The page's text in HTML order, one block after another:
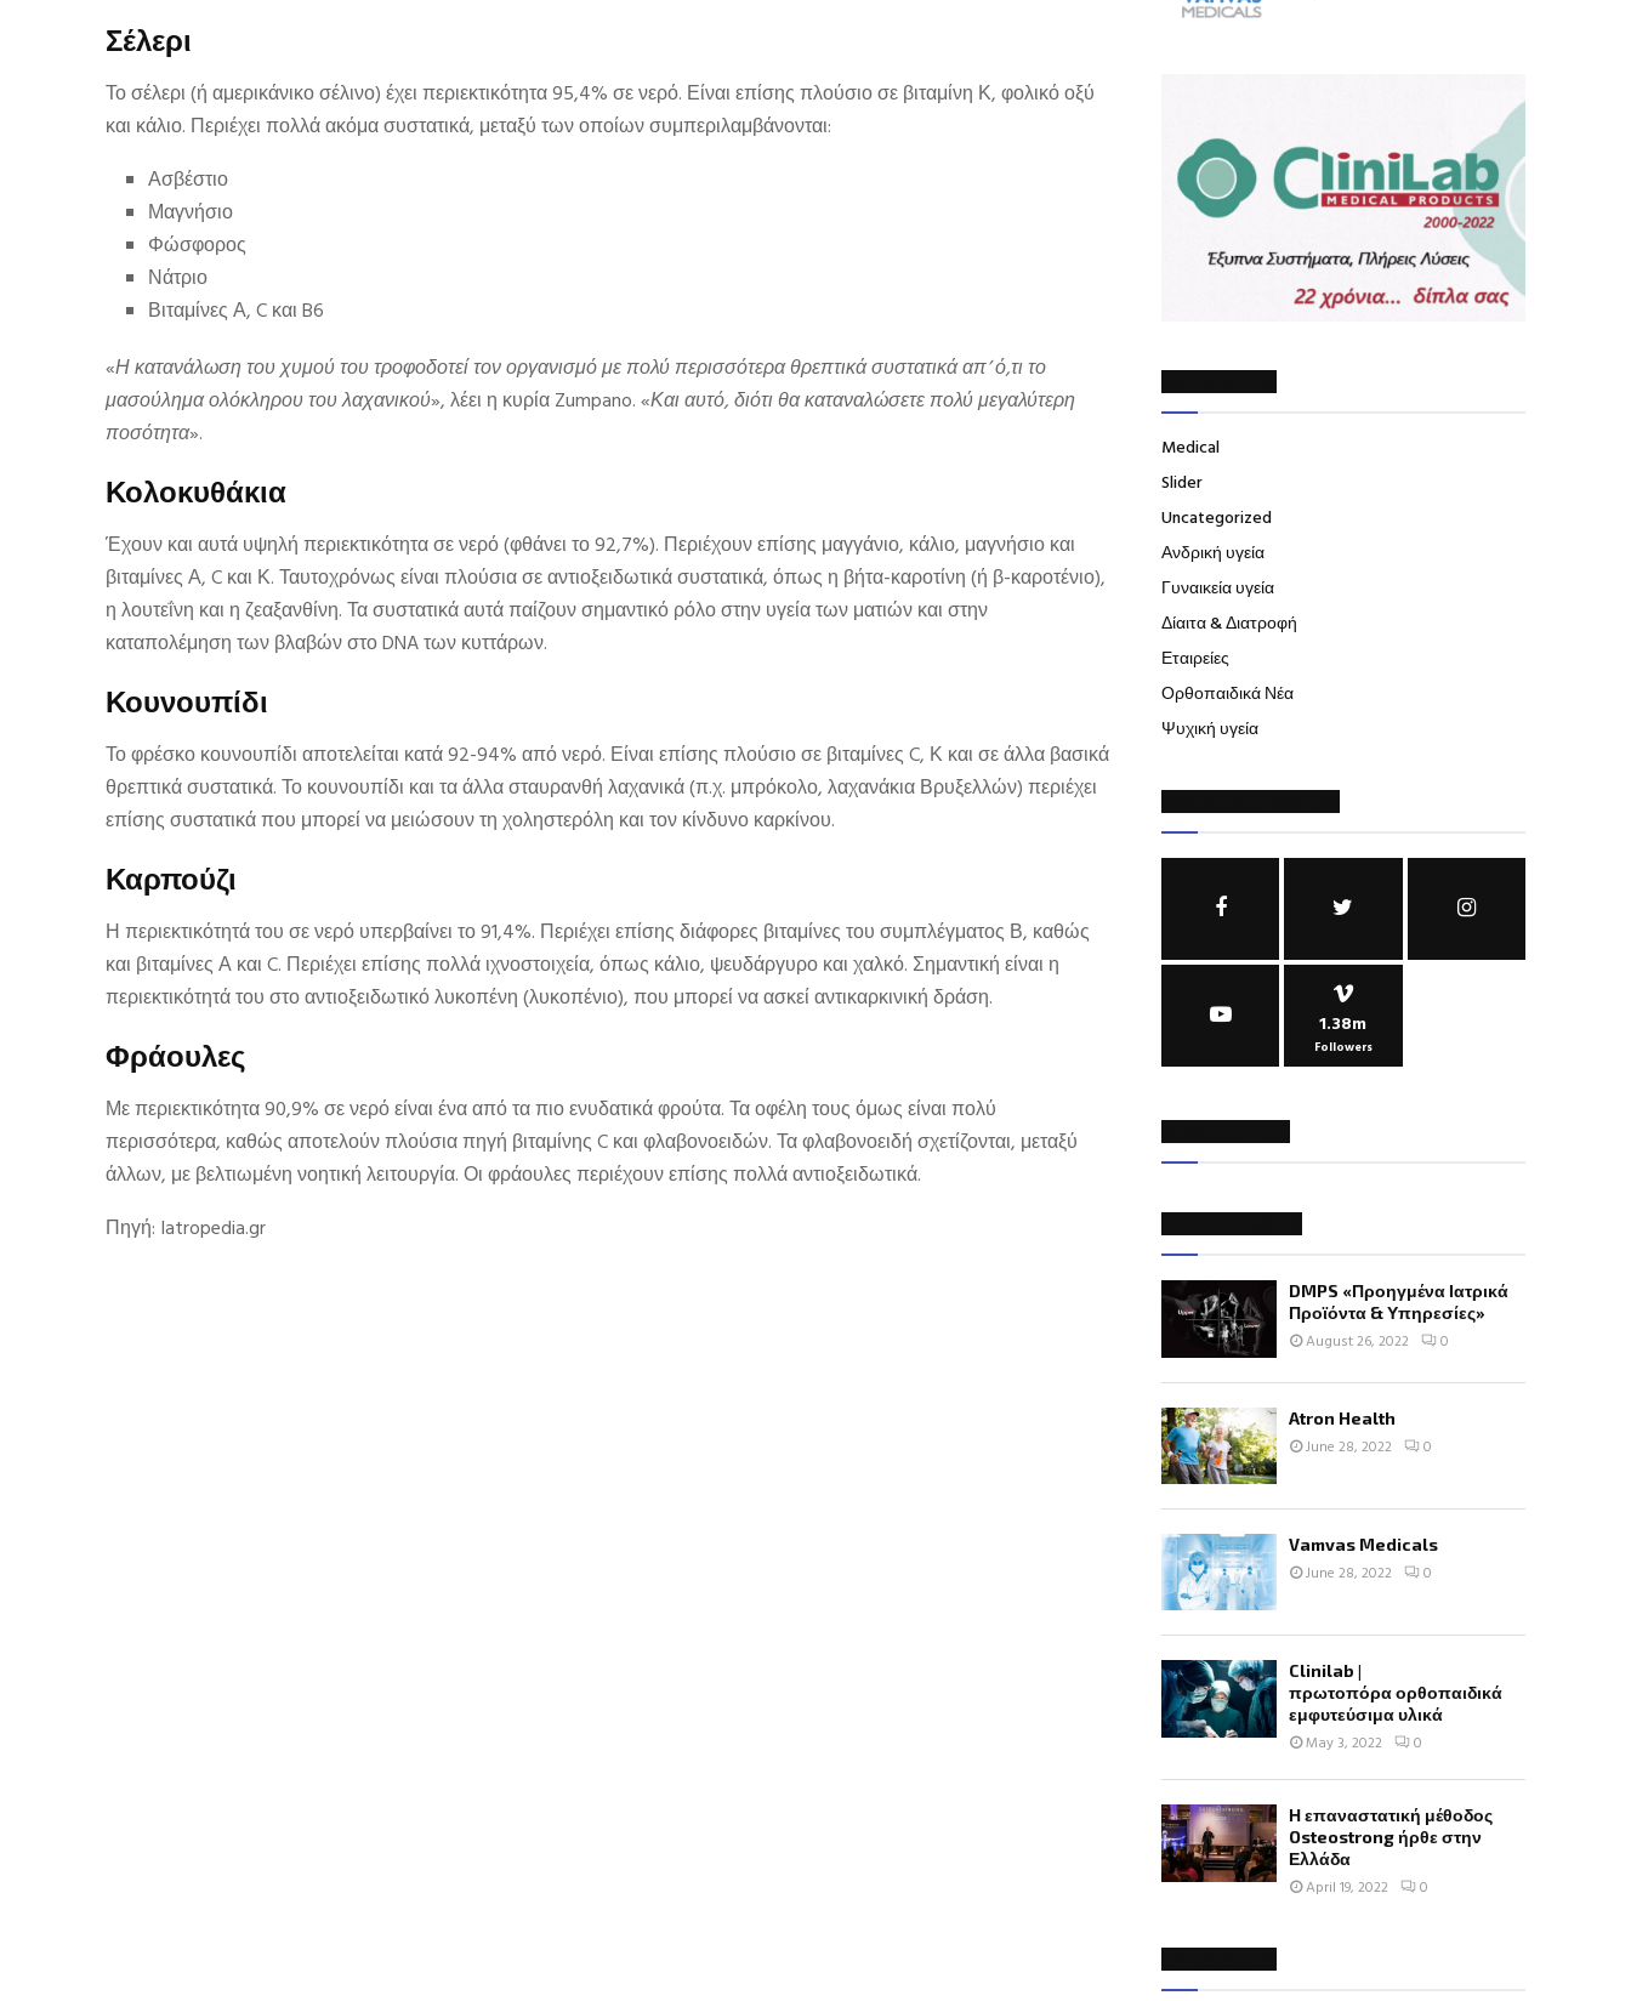
Σέλερι
Το σέλερι (ή αμερικάνικο σέλινο) έχει περιεκτικότητα 95,4% σε νερό. Είναι επίσης πλούσιο σε βιταμίνη Κ, φολικό οξύ
και κάλιο. Περιέχει πολλά ακόμα συστατικά, μεταξύ των οποίων συμπεριλαμβάνονται:
Ασβέστιο
Μαγνήσιο
Φώσφορος
Νάτριο
Βιταμίνες Α, C και B6
«Η κατανάλωση του χυμού του τροφοδοτεί τον οργανισμό με πολύ περισσότερα θρεπτικά συστατικά απ’ ό,τι το
μασούλημα ολόκληρου του λαχανικού», λέει η κυρία Zumpano. «Και αυτό, διότι θα καταναλώσετε πολύ μεγαλύτερη
ποσότητα».
Κολοκυθάκια
Έχουν και αυτά υψηλή περιεκτικότητα σε νερό (φθάνει το 92,7%). Περιέχουν επίσης μαγγάνιο, κάλιο, μαγνήσιο και
βιταμίνες Α, C και Κ. Ταυτοχρόνως είναι πλούσια σε αντιοξειδωτικά συστατικά, όπως η βήτα-καροτίνη (ή β-καροτένιο),
η λουτεΐνη και η ζεαξανθίνη. Τα συστατικά αυτά παίζουν σημαντικό ρόλο στην υγεία των ματιών και στην
καταπολέμηση των βλαβών στο DNA των κυττάρων.
Κουνουπίδι
Το φρέσκο κουνουπίδι αποτελείται κατά 92-94% από νερό. Είναι επίσης πλούσιο σε βιταμίνες C, Κ και σε άλλα βασικά
θρεπτικά συστατικά. Το κουνουπίδι και τα άλλα σταυρανθή λαχανικά (π.χ. μπρόκολο, λαχανάκια Βρυξελλών) περιέχει
επίσης συστατικά που μπορεί να μειώσουν τη χοληστερόλη και τον κίνδυνο καρκίνου.
Καρπούζι
Η περιεκτικότητά του σε νερό υπερβαίνει το 91,4%. Περιέχει επίσης διάφορες βιταμίνες του συμπλέγματος Β, καθώς
και βιταμίνες Α και C. Περιέχει επίσης πολλά ιχνοστοιχεία, όπως κάλιο, ψευδάργυρο και χαλκό. Σημαντική είναι η
περιεκτικότητά του στο αντιοξειδωτικό λυκοπένη (λυκοπένιο), που μπορεί να ασκεί αντικαρκινική δράση.
Φράουλες
Με περιεκτικότητα 90,9% σε νερό είναι ένα από τα πιο ενυδατικά φρούτα. Τα οφέλη τους όμως είναι πολύ
περισσότερα, καθώς αποτελούν πλούσια πηγή βιταμίνης C και φλαβονοειδών. Τα φλαβονοειδή σχετίζονται, μεταξύ
άλλων, με βελτιωμένη νοητική λειτουργία. Οι φράουλες περιέχουν επίσης πολλά αντιοξειδωτικά.
Πηγή: Iatropedia.gr
Medical
Slider
Uncategorized
Ανδρική υγεία
Γυναικεία υγεία
Δίαιτα & Διατροφή
Εταιρείες
Ορθοπαιδικά Νέα
Ψυχική υγεία
1.38m
Followers
DMPS «Προηγμένα Ιατρικά
Προϊόντα & Υπηρεσίες»
August 26, 2022 0
Atron Health
June 28, 2022 0
Vamvas Medicals
June 28, 2022 0
Clinilab |
πρωτοπόρα ορθοπαιδικά
εμφυτεύσιμα υλικά
May 3, 2022 0
Η επαναστατική μέθοδος
Osteostrong ήρθε στην
Ελλάδα
April 19, 2022 0